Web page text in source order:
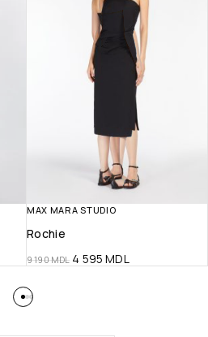
MAX MARA STUDIO
Rochie
9 190MDL 4 595MDL